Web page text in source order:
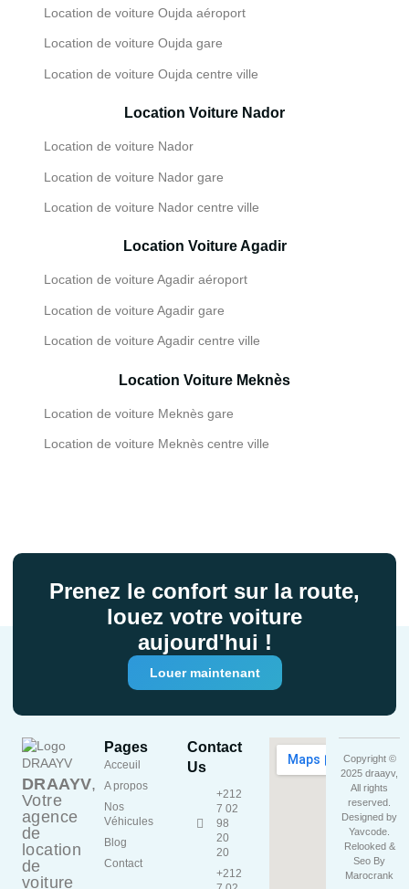
Location de voiture Oujda aéroport
Location de voiture Oujda gare
Location de voiture Oujda centre ville
Location Voiture Nador
Location de voiture Nador
Location de voiture Nador gare
Location de voiture Nador centre ville
Location Voiture Agadir
Location de voiture Agadir aéroport
Location de voiture Agadir gare
Location de voiture Agadir centre ville
Location Voiture Meknès
Location de voiture Meknès gare
Location de voiture Meknès centre ville
Prenez le confort sur la route,
louez votre voiture
aujourd'hui !
Louer maintenant
DRAAYV,
Votre
agence
de
location
de
voiture
Pages
Acceuil
A propos
Nos
Véhicules
Blog
Contact
Contact
Us
+212
7 02
98
20
20
+212
Copyright ©
2025 draayv,
All rights
reserved.
Designed by
Yavcode
Relooked &
Seo By
Marocrank